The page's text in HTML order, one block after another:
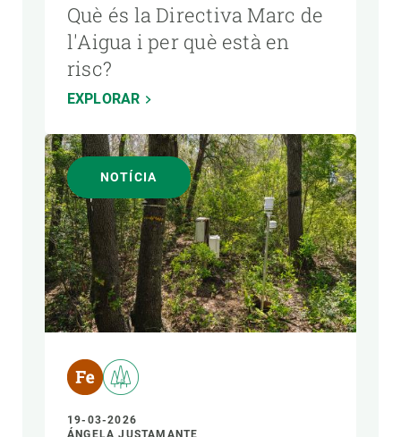
Què és la Directiva Marc de
l'Aigua i per què està en
risc?
EXPLORAR
NOTÍCIA
19-03-2026